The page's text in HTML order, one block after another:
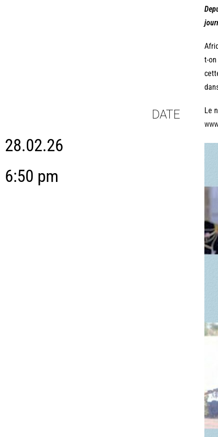
DATE
28.02.26
6:50 pm
t-
Le